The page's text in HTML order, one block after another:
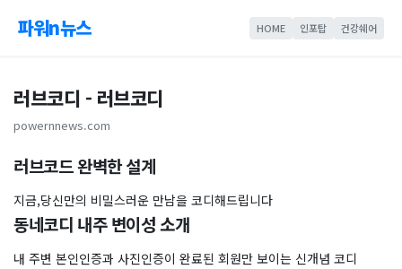
파워n뉴스 HOME 인포탑 건강쉐어
러브코디 - 러브코디
powernnews.com
러브코드 완벽한 설계
지금,당신만의 비밀스러운 만남을 코디해드립니다
동네코디 내주 변이성 소개
내 주변 본인인증과 사진인증이 완료된 회원만 보이는 신개념 코디